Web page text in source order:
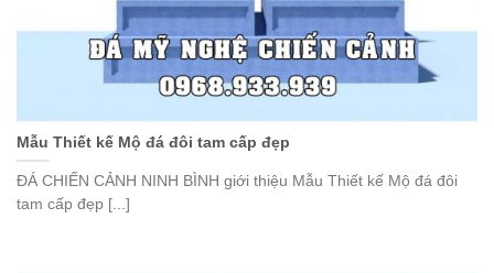
Mẫu Thiết kế Mộ đá đôi tam cấp đẹp
ĐÁ CHIẾN CẢNH NINH BÌNH giới thiệu Mẫu Thiết kế Mộ đá đôi
tam cấp đẹp [...]